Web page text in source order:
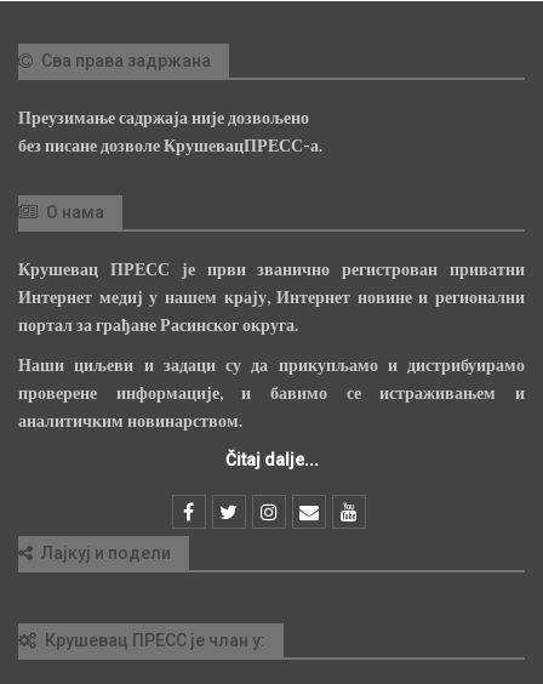
Сва права задржана
Преузимање садржаја није дозвољено
без писане дозволе КрушевацПРЕСС-а.
О нама
Крушевац ПРЕСС је први званично регистрован приватни
Интернет медиј у нашем крају, Интернет новине и регионални
портал за грађане Расинског округа.
Наши циљеви и задаци су да прикупљамо и дистрибуирамо
проверене информације, и бавимо се истраживањем и
аналитичким новинарством.
Čitaj dalje...
Лајкуј и подели
Крушевац ПРЕСС је члан у: